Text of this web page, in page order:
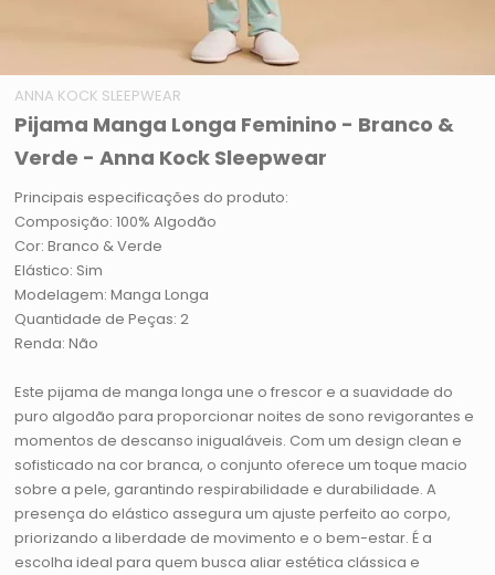
ANNA KOCK SLEEPWEAR
Pijama Manga Longa Feminino - Branco &
Verde - Anna Kock Sleepwear
Principais especificações do produto:
Composição: 100% Algodão
Cor: Branco & Verde
Elástico: Sim
Modelagem: Manga Longa
Quantidade de Peças: 2
Renda: Não
Este pijama de manga longa une o frescor e a suavidade do
puro algodão para proporcionar noites de sono revigorantes e
momentos de descanso inigualáveis. Com um design clean e
sofisticado na cor branca, o conjunto oferece um toque macio
sobre a pele, garantindo respirabilidade e durabilidade. A
presença do elástico assegura um ajuste perfeito ao corpo,
priorizando a liberdade de movimento e o bem-estar. É a
escolha ideal para quem busca aliar estética clássica e